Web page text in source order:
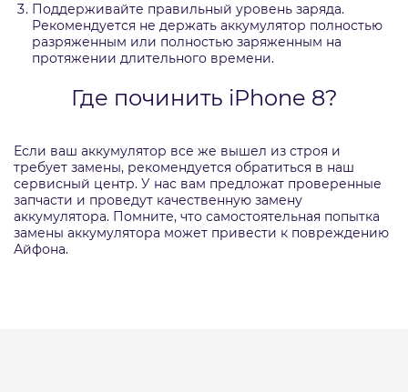
Поддерживайте правильный уровень заряда.
Рекомендуется не держать аккумулятор полностью
разряженным или полностью заряженным на
протяжении длительного времени.
Где починить iPhone 8?
Если ваш аккумулятор все же вышел из строя и
требует замены, рекомендуется обратиться в наш
сервисный центр. У нас вам предложат проверенные
запчасти и проведут качественную замену
аккумулятора. Помните, что самостоятельная попытка
замены аккумулятора может привести к повреждению
Айфона.